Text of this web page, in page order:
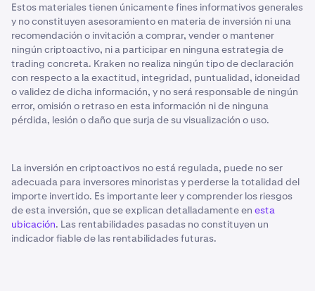
Estos materiales tienen únicamente fines informativos generales
y no constituyen asesoramiento en materia de inversión ni una
recomendación o invitación a comprar, vender o mantener
ningún criptoactivo, ni a participar en ninguna estrategia de
trading concreta. Kraken no realiza ningún tipo de declaración
con respecto a la exactitud, integridad, puntualidad, idoneidad
o validez de dicha información, y no será responsable de ningún
error, omisión o retraso en esta información ni de ninguna
pérdida, lesión o daño que surja de su visualización o uso.
La inversión en criptoactivos no está regulada, puede no ser
adecuada para inversores minoristas y perderse la totalidad del
importe invertido. Es importante leer y comprender los riesgos
de esta inversión, que se explican detalladamente en esta
ubicación. Las rentabilidades pasadas no constituyen un
indicador fiable de las rentabilidades futuras.